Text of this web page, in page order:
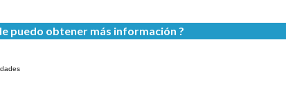
puedo obtener más información ?